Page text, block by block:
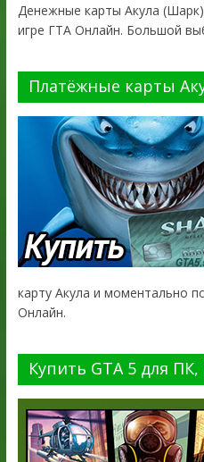
Денежные карты Акула
игре ГТА Онлайн. Большой
Платёжные карты
карту Акула и моментально
Онлайн.
Купить GTA 5 для ПК,